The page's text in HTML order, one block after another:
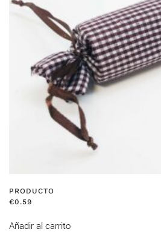
PRODUCTO
€0.59
Añadir al carrito